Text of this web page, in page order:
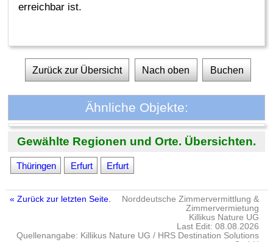
erreichbar ist.
Zurück zur Übersicht Nach oben Buchen
Ähnliche Objekte:
Gewählte Regionen und Orte. Übersichten.
Thüringen Erfurt Erfurt
« Zurück zur letzten Seite.
Norddeutsche Zimmervermittlung &
Zimmervermietung
Killikus Nature UG
Last Edit: 08.08.2026
Quellenangabe: Killikus Nature UG / HRS Destination Solutions